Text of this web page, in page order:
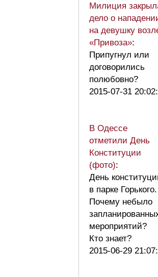
Милиция
дело о
на девушку
«Привоза»:
Припугнул или
договорились
полюбовно?
2015-07-31
В Одессе
отметили День
Конституции
(фото):
День
в парке Горького.
Почему небыло
мероприятий?
Кто знает?
2015-06-29